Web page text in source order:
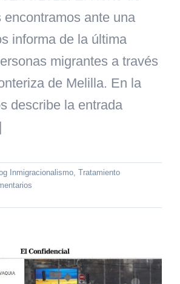
encontramos ante una
informa de la última
migrantes a través
de Melilla. En la
describe la entrada
Inmigracionalismo Tratamiento